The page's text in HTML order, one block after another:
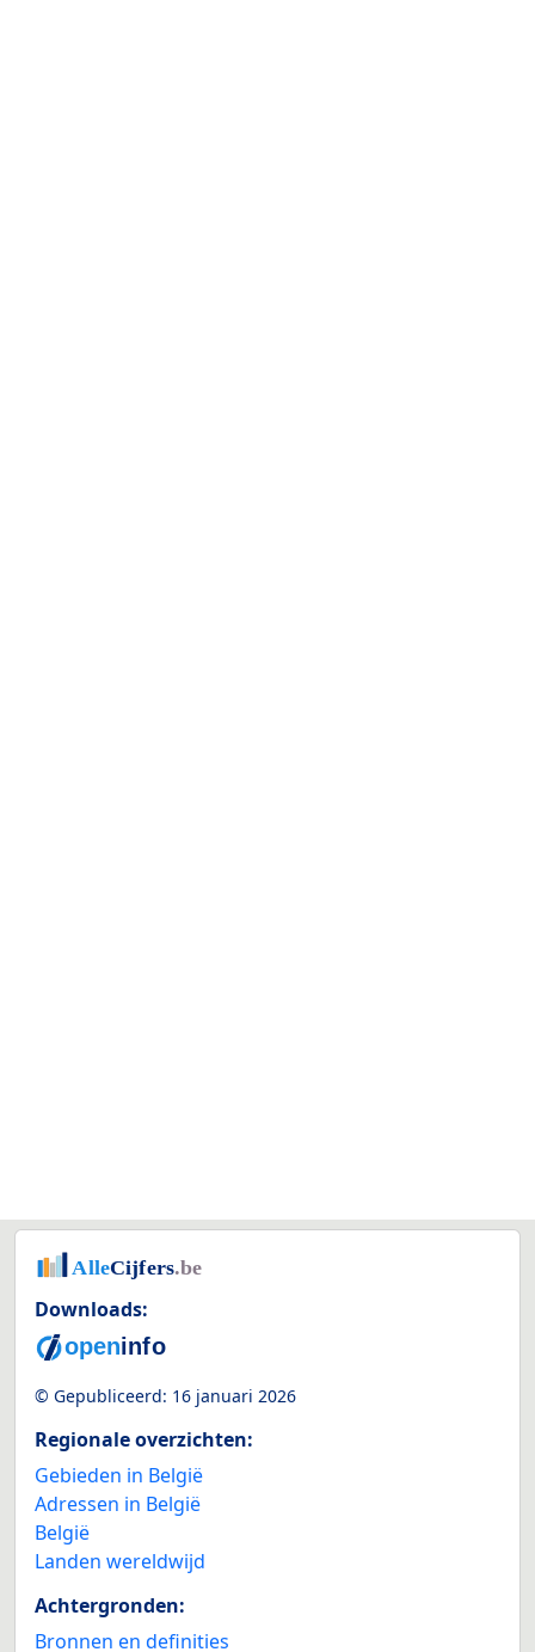
Downloads:
© Gepubliceerd: 16 januari 2026
Regionale overzichten:
Gebieden in België
Adressen in België
België
Landen wereldwijd
Achtergronden:
Bronnen en definities